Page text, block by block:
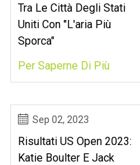
Tra Le Città Degli Stati
Uniti Con "l'aria Più
Sporca"
Per Saperne Di Più
Sep 02, 2023
Risultati US Open 2023:
Katie Boulter E Jack